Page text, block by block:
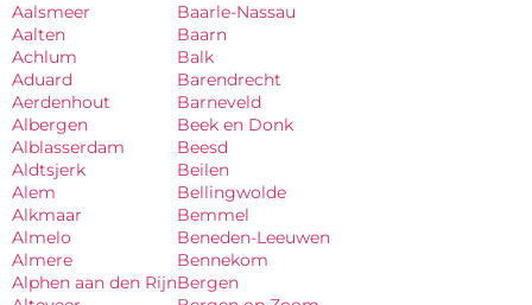
Aalsmeer
Aalten
Achlum
Aduard
Aerdenhout
Albergen
Alblasserdam
Aldtsjerk
Alem
Alkmaar
Almelo
Almere
Alphen aan den Rijn
Baarle-Nassau
Baarn
Balk
Barendrecht
Barneveld
Beek en Donk
Beesd
Beilen
Bellingwolde
Bemmel
Beneden-Leeuwen
Bennekom
Bergen